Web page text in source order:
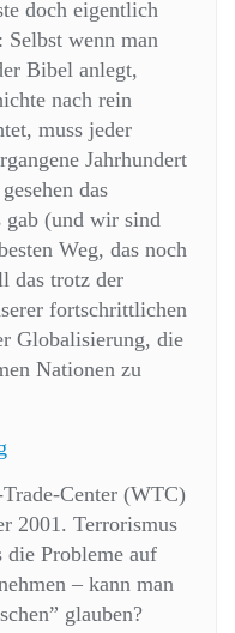
doch eigentlich
Selbst wenn man
Bibel anlegt,
nach rein
muss jeder
Jahrhundert
das
gab (und wir sind
Weg, das noch
das trotz der
fortschrittlichen
Globalisierung, die
Nationen zu
Center (WTC)
2001. Terrorismus
die Probleme auf
– kann man
glauben?